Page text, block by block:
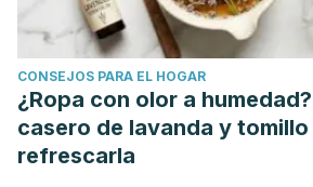
Harvard T.H. Chan.
https://www.hsph.harvard.edu/
you-eat/calcium-and-milk/calcium-full-
American Heart Association.
https://www.heart.org/en/health-
CONSEJOS PARA EL HOGAR
¿Ropa con olor a
casero de lavanda y tomillo
refrescarla